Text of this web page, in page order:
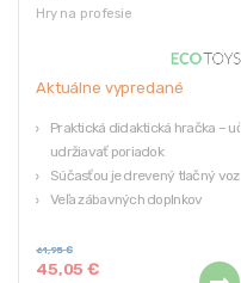
Hry na profesie
Aktuálne vypredané
Praktická didaktická hračka – učí
udržiavať poriadok
Súčasťou je drevený tlačný vozík
Veľa zábavných doplnkov
Pre deti od 3 rokov
100% bezpečné pre deti – bez
45,05€
61,95€